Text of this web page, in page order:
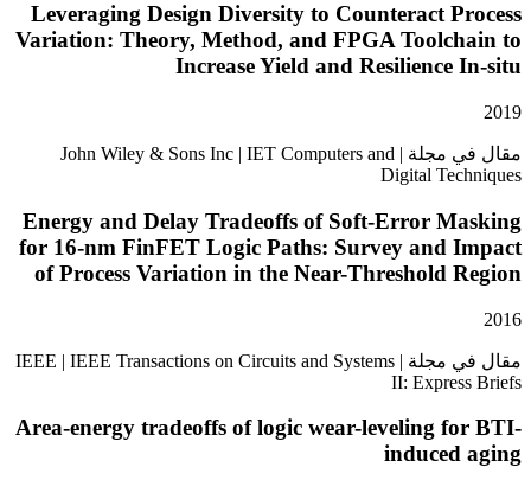
Leveraging Design Diversity to Counteract
Variation: Theory, Method, and FPGA
Increase Yield and
مقال في مجلة | John Wiley & Sons Inc | IET Computers and
Digital
Energy and Delay Tradeoffs of Soft-Error
for 16-nm FinFET Logic Paths: Survey and
of Process Variation in the Near-Threshold
مقال في مجلة | IEEE | IEEE Transactions on Circuits and Systems
II:
Area-energy tradeoffs of logic wear-leveling